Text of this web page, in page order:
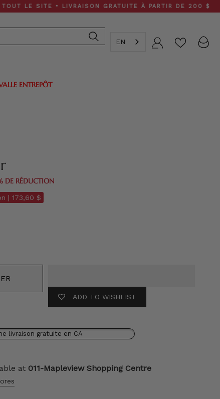
• LIVRAISON GRATUITE À PARTIR DE 200 $
EN Compte
ENTREPÔT
DE RÉDUCTION
| 173,60 $
ADD TO WISHLIST
livraison gratuite en CA
at 011-Mapleview Shopping Centre